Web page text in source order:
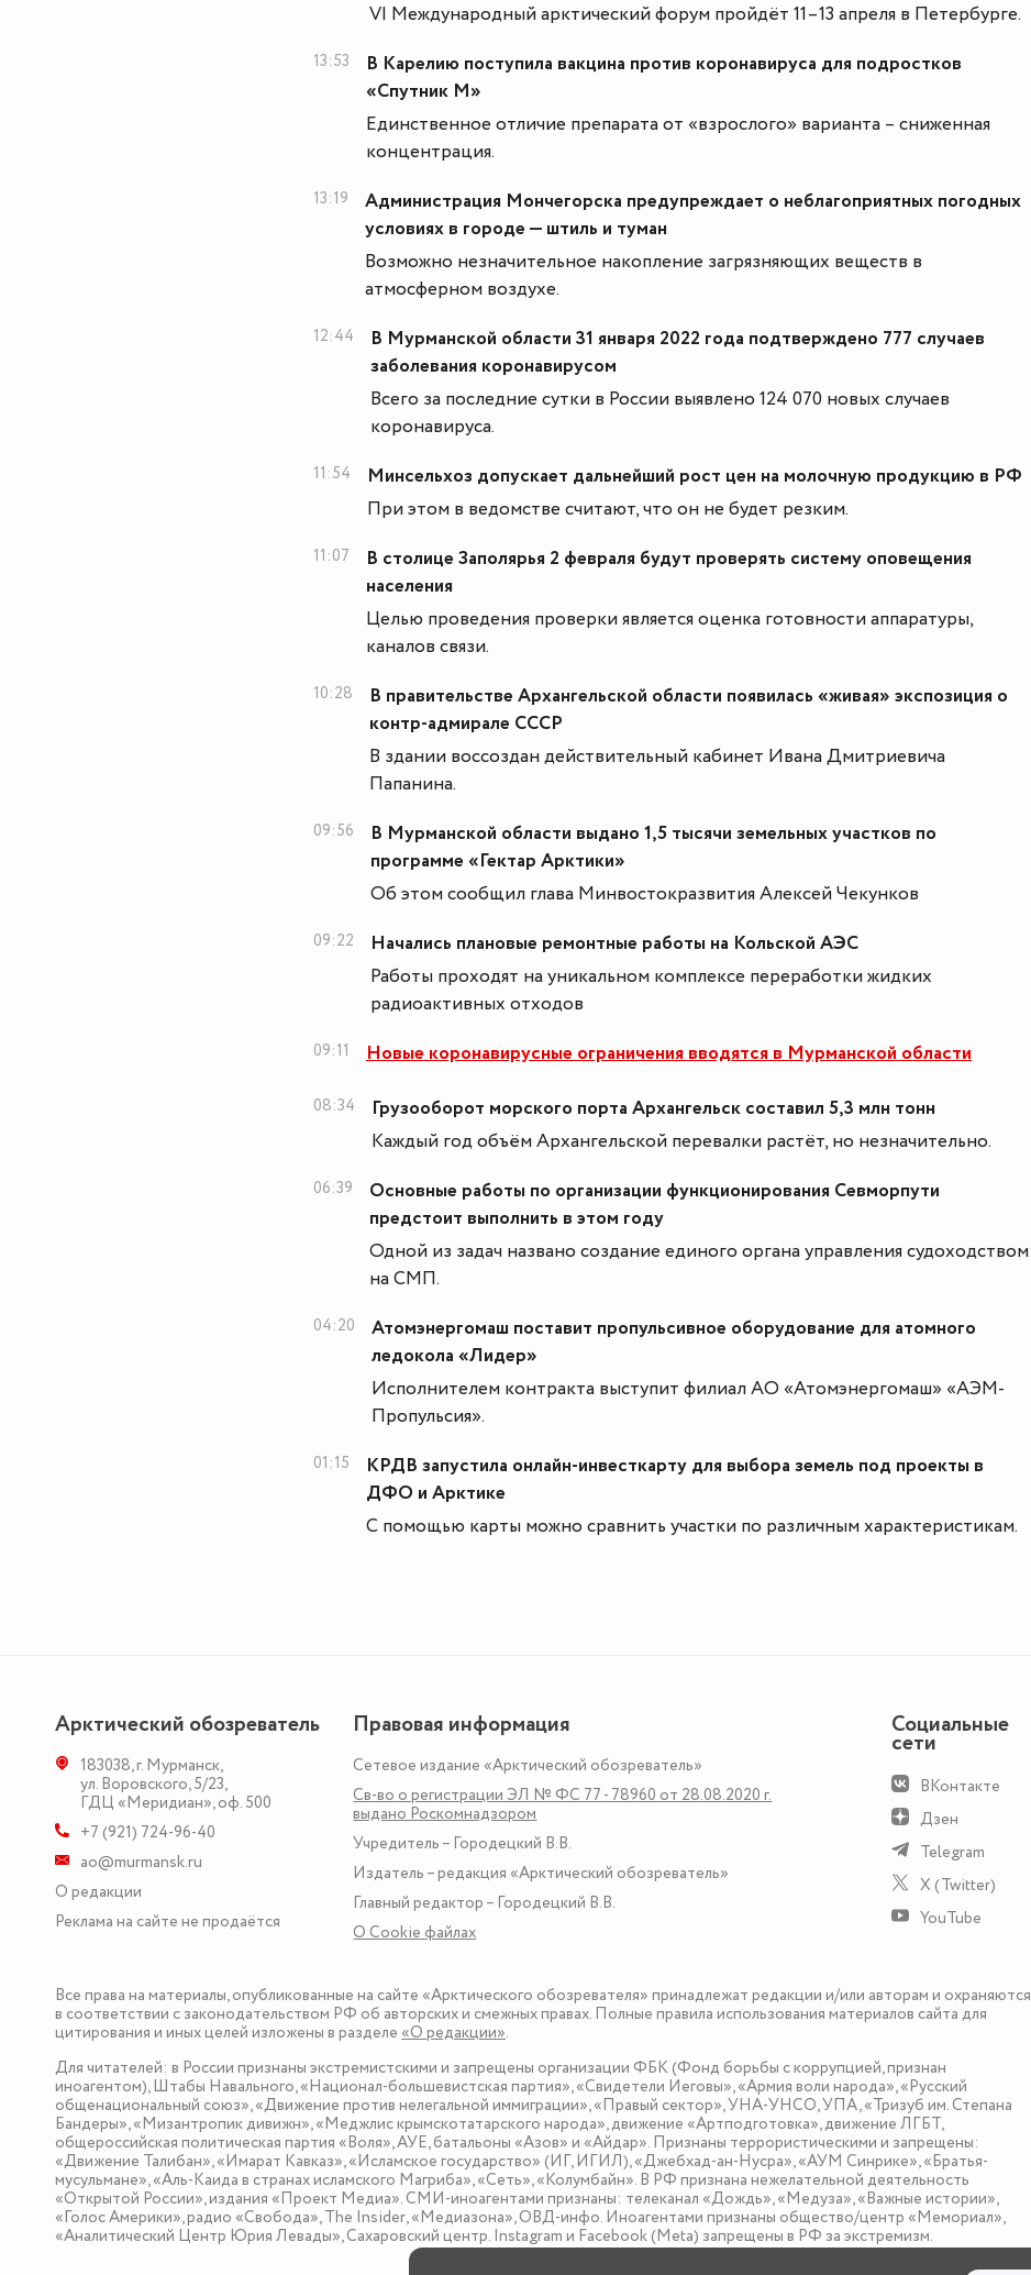
VI Международный арктический форум пройдёт 11–13 апреля в Петербурге.
13:53
В Карелию поступила вакцина против коронавируса для подростков
«Спутник М»
Единственное отличие препарата от «взрослого» варианта – сниженная
концентрация.
13:19
Администрация Мончегорска предупреждает о неблагоприятных погодных
условиях в городе — штиль и туман
Возможно незначительное накопление загрязняющих веществ в
атмосферном воздухе.
12:44
В Мурманской области 31 января 2022 года подтверждено 777 случаев
заболевания коронавирусом
Всего за последние сутки в России выявлено 124 070 новых случаев
коронавируса.
11:54
Минсельхоз допускает дальнейший рост цен на молочную продукцию в РФ
При этом в ведомстве считают, что он не будет резким.
11:07
В столице Заполярья 2 февраля будут проверять систему оповещения
населения
Целью проведения проверки является оценка готовности аппаратуры,
каналов связи.
10:28
В правительстве Архангельской области появилась «живая» экспозиция о
контр-адмирале СССР
В здании воссоздан действительный кабинет Ивана Дмитриевича
Папанина.
09:56
В Мурманской области выдано 1,5 тысячи земельных участков по
программе «Гектар Арктики»
Об этом сообщил глава Минвостокразвития Алексей Чекунков
09:22
Начались плановые ремонтные работы на Кольской АЭС
Работы проходят на уникальном комплексе переработки жидких
радиоактивных отходов
09:11 Новые коронавирусные ограничения вводятся в Мурманской области
08:34
Грузооборот морского порта Архангельск составил 5,3 млн тонн
Каждый год объём Архангельской перевалки растёт, но незначительно.
06:39
Основные работы по организации функционирования Севморпути
предстоит выполнить в этом году
Одной из задач названо создание единого органа управления судоходством
на СМП.
04:20
Атомэнергомаш поставит пропульсивное оборудование для атомного
ледокола «Лидер»
Исполнителем контракта выступит филиал АО «Атомэнергомаш» «АЭМ-
Пропульсия».
01:15
КРДВ запустила онлайн-инвесткарту для выбора земель под проекты в
ДФО и Арктике
С помощью карты можно сравнить участки по различным характеристикам.
Арктический обозреватель
183038,г. Мурманск,
ул. Воровского, 5/23,
ГДЦ «Меридиан», оф. 500
+7 (921) 724-96-40
ao@murmansk.ru
О редакции
Реклама на сайте не продаётся
Правовая информация
Сетевое издание «Арктический обозреватель»
Св-во о регистрации ЭЛ № ФС 77 - 78960 от 28.08.2020 г.
выдано Роскомнадзором
Учредитель – Городецкий В.В.
Издатель – редакция «Арктический обозреватель»
Главный редактор – Городецкий В.В.
О Сookie файлах
Социальные
сети
ВКонтакте
Дзен
Telegram
X (Twitter)
YouTube
Все права на материалы, опубликованные на сайте «Арктического обозревателя» принадлежат редакции и/или авторам и охраняются
в соответствии с законодательством РФ об авторских и смежных правах. Полные правила использования материалов сайта для
цитирования и иных целей изложены в разделе«О редакции».
Для читателей: в России признаны экстремистскими и запрещены организации ФБК (Фонд борьбы с коррупцией, признан
иноагентом), Штабы Навального, «Национал-большевистская партия», «Свидетели Иеговы», «Армия воли народа», «Русский
общенациональный союз», «Движение против нелегальной иммиграции», «Правый сектор», УНА-УНСО, УПА, «Тризуб им. Степана
Бандеры», «Мизантропик дивижн», «Меджлис крымскотатарского народа», движение «Артподготовка», движение ЛГБТ,
общероссийская политическая партия «Воля», АУЕ, батальоны «Азов» и «Айдар». Признаны террористическими и запрещены:
«Движение Талибан», «Имарат Кавказ», «Исламское государство» (ИГ, ИГИЛ), «Джебхад-ан-Нусра», «АУМ Синрике», «Братья-
мусульмане», «Аль-Каида в странах исламского Магриба», «Сеть», «Колумбайн». В РФ признана нежелательной деятельность
«Открытой России», издания «Проект Медиа». СМИ-иноагентами признаны: телеканал «Дождь», «Медуза», «Важные истории»,
«Голос Америки», радио «Свобода», The Insider, «Медиазона», ОВД-инфо. Иноагентами признаны общество/центр «Мемориал»,
«Аналитический Центр Юрия Левады», Сахаровский центр. Instagram и Facebook (Metа) запрещены в РФ за экстремизм.